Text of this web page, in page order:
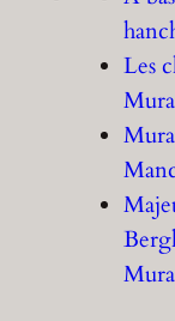
Les